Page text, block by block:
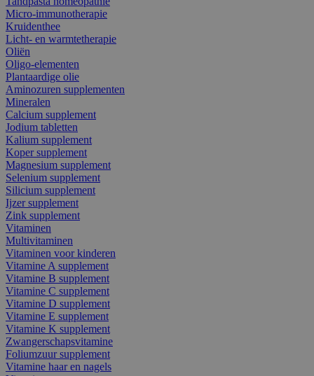
Micro-immunotherapie
Kruidenthee
Licht- en warmtetherapie
Oliën
Oligo-elementen
Plantaardige olie
Aminozuren supplementen
Mineralen
Calcium supplement
Jodium tabletten
Kalium supplement
Koper supplement
Magnesium supplement
Selenium supplement
Silicium supplement
Ijzer supplement
Zink supplement
Vitaminen
Multivitaminen
Vitaminen voor kinderen
Vitamine A supplement
Vitamine B supplement
Vitamine C supplement
Vitamine D supplement
Vitamine E supplement
Vitamine K supplement
Zwangerschapsvitamine
Foliumzuur supplement
Vitamine haar en nagels